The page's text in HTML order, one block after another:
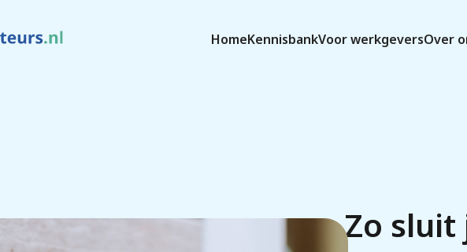
HomeKennisbankVoor werkgeversOver
Zo sluit